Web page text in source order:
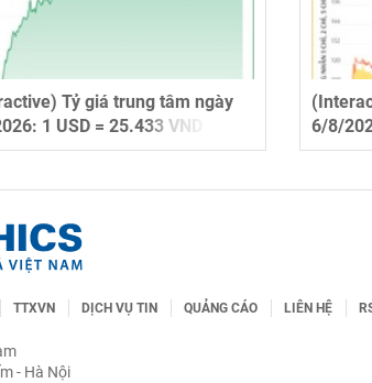
Tỷ giá trung tâm ngày
1 USD = 25.433 VND
6/8/
TTXVN DỊCH VỤ TIN QUẢNG CÁO LIÊN HỆ
- Hà Nội